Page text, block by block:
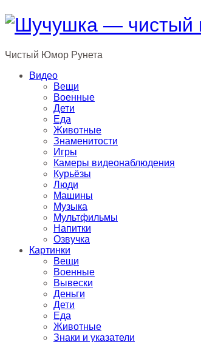
Чистый Юмор Рунета
Видео
Вещи
Военные
Дети
Еда
Животные
Знаменитости
Игры
Камеры видеонаблюдения
Курьёзы
Люди
Машины
Музыка
Мультфильмы
Напитки
Озвучка
Картинки
Вещи
Военные
Вывески
Деньги
Дети
Еда
Животные
Знаки и указатели